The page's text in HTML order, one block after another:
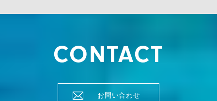
CONTACT
お問い合わせ